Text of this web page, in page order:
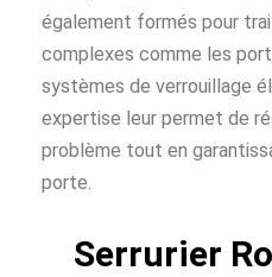
également formés pour
complexes comme les
systèmes de verrouillage
expertise leur permet de
problème tout en
porte.
Serrurier